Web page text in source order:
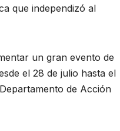
que independizó al
un gran evento de
el 28 de julio hasta el
de Acción